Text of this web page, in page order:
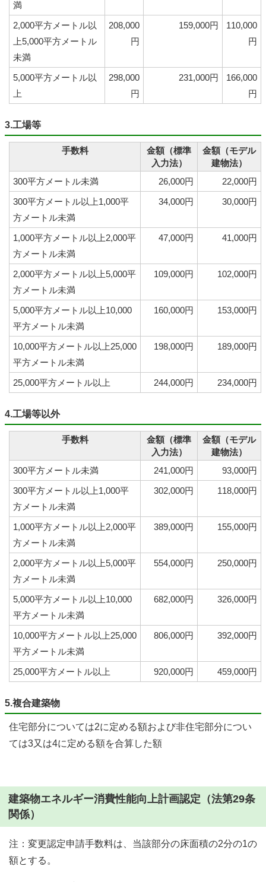
満
2,000平方メートル以
上5,000平方メートル
未満
208,000
円
159,000円
110,000
円
5,000平方メートル以
上
298,000
円
231,000円
166,000
円
3.工場等
手数料
金額（標準
入力法）
金額（モデル
建物法）
300平方メートル未満
26,000円
22,000円
300平方メートル以上1,000平
方メートル未満
34,000円 30,000円
1,000平方メートル以上2,000平
方メートル未満
47,000円 41,000円
2,000平方メートル以上5,000平
方メートル未満
109,000円 102,000円
5,000平方メートル以上10,000
平方メートル未満
160,000円 153,000円
10,000平方メートル以上25,000
平方メートル未満
198,000円 189,000円
25,000平方メートル以上 244,000円 234,000円
4.工場等以外
手数料
金額（標準
入力法）
金額（モデル
建物法）
300平方メートル未満
241,000円
93,000円
300平方メートル以上1,000平
方メートル未満
302,000円 118,000円
1,000平方メートル以上2,000平
方メートル未満
389,000円 155,000円
2,000平方メートル以上5,000平
方メートル未満
554,000円 250,000円
5,000平方メートル以上10,000
平方メートル未満
682,000円 326,000円
10,000平方メートル以上25,000
平方メートル未満
806,000円 392,000円
25,000平方メートル以上 920,000円 459,000円
5.複合建築物
住宅部分については2に定める額および非住宅部分につい
ては3又は4に定める額を合算した額
建築物エネルギー消費性能向上計画認定（法第29条
関係）
注：変更認定申請手数料は、当該部分の床面積の2分の1の
額とする。